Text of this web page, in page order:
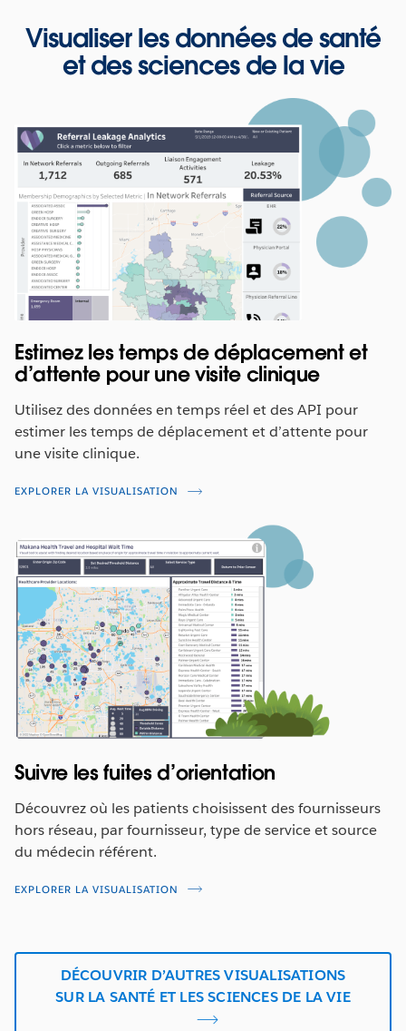
Visualiser les données de santé
et des sciences de la vie
Estimez les temps de déplacement et
d’attente pour une visite clinique
Utilisez des données en temps réel et des API pour
estimer les temps de déplacement et d’attente pour
une visite clinique.
EXPLORER LA VISUALISATION
Suivre les fuites d’orientation
Découvrez où les patients choisissent des fournisseurs
hors réseau, par fournisseur, type de service et source
du médecin référent.
EXPLORER LA VISUALISATION
DÉCOUVRIR D’AUTRES VISUALISATIONS
SUR LA SANTÉ ET LES SCIENCES DE LA VIE